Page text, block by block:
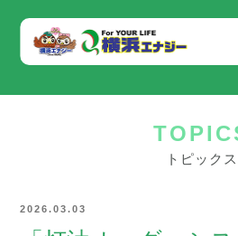
トピックス
2026.03.03